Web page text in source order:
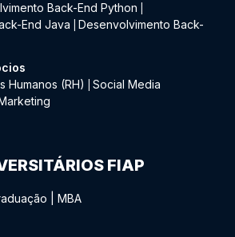
Back-End Python
End Java
Desenvolvimento Back-
Humanos (RH)
Social Media
FIAP
MBA